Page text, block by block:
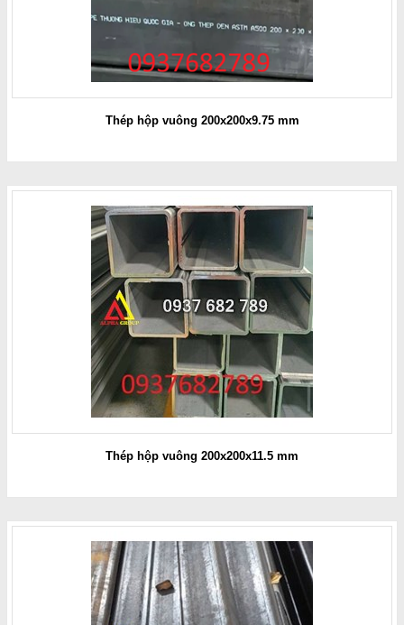
Thép hộp vuông 200x200x9.75 mm
Thép hộp vuông 200x200x11.5 mm